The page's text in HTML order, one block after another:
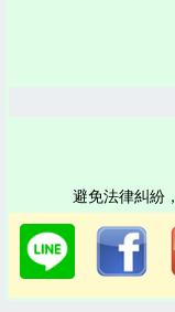
避免法律糾紛